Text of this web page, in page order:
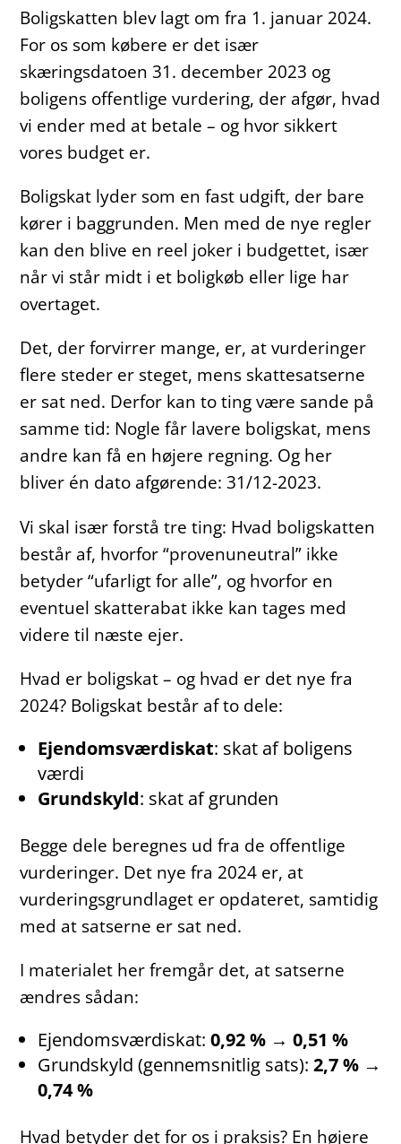
Boligskatten blev lagt om fra 1. januar 2024.
For os som købere er det især
skæringsdatoen 31. december 2023 og
boligens offentlige vurdering, der afgør, hvad
vi ender med at betale – og hvor sikkert
vores budget er.
Boligskat lyder som en fast udgift, der bare
kører i baggrunden. Men med de nye regler
kan den blive en reel joker i budgettet, især
når vi står midt i et boligkøb eller lige har
overtaget.
Det, der forvirrer mange, er, at vurderinger
flere steder er steget, mens skattesatserne
er sat ned. Derfor kan to ting være sande på
samme tid: Nogle får lavere boligskat, mens
andre kan få en højere regning. Og her
bliver én dato afgørende: 31/12-2023.
Vi skal især forstå tre ting: Hvad boligskatten
består af, hvorfor “provenuneutral” ikke
betyder “ufarligt for alle”, og hvorfor en
eventuel skatterabat ikke kan tages med
videre til næste ejer.
Hvad er boligskat – og hvad er det nye fra
2024? Boligskat består af to dele:
Ejendomsværdiskat: skat af boligens
værdi
Grundskyld: skat af grunden
Begge dele beregnes ud fra de offentlige
vurderinger. Det nye fra 2024 er, at
vurderingsgrundlaget er opdateret, samtidig
med at satserne er sat ned.
I materialet her fremgår det, at satserne
ændres sådan:
Ejendomsværdiskat: 0,92 % → 0,51 %
Grundskyld (gennemsnitlig sats): 2,7 % →
0,74 %
Hvad betyder det for os i praksis? En højere